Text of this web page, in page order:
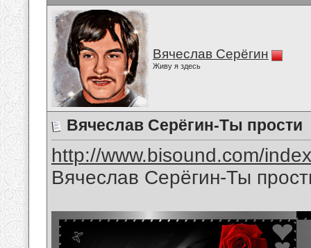
Вячеслав Серёгин
Живу я здесь
Вячеслав Серёгин-Ты прости
http://www.bisound.com/
Вячеслав Серёгин-Ты